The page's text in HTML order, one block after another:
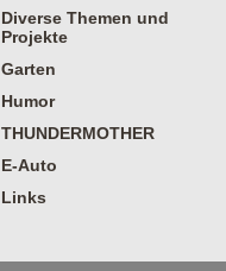
Diverse Themen und
Projekte
Garten
Humor
THUNDERMOTHER
E-Auto
Links